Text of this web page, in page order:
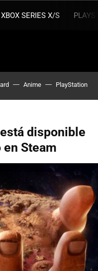
XBOX SERIES X/S
Anime PlayStation
disponible
Steam